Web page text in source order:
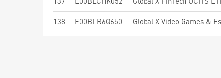
138 IE00BLR6Q650 Global X Video Games &